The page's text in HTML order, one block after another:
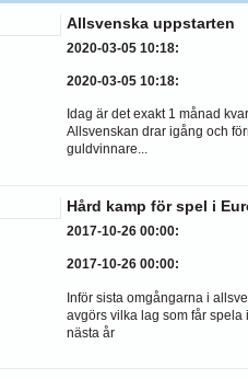
Allsvenska uppstarten
2020-03-05 10:18:
2020-03-05 10:18:
Idag är det exakt 1 månad
Allsvenskan drar igång och
guldvinnare...
Hård kamp för spel i
2017-10-26 00:00:
2017-10-26 00:00:
Inför sista omgångarna i
avgörs vilka lag som får spela
nästa år